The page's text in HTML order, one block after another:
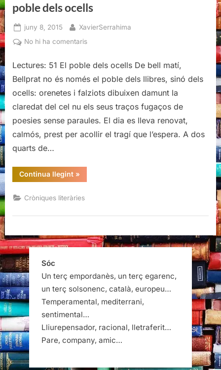
poble dels ocells
Posted
on
juny 8, 2015 By
XavierSerrahima
No hi ha comentarisa
Edició
Bellprat
del
llibre:
El
poble
Lectures: 51 El poble dels ocells De bell matí,
Bellprat no és només el poble dels llibres, sinó dels
ocells: orenetes i falziots dibuixen damunt la
claredat del cel nu els seus traços fugaços de
poesies sense paraules. El dia es lleva renovat,
calmós, prest per acollir el tragí que l’espera. A dos
quarts de…
Continua llegint“8a
Edició
Vila
del
El
ocells”
»
Cròniques literàries
Sóc
Un terç empordanès, un terç egarenc,
un terç solsonenc, català, europeu…
Temperamental, mediterrani,
sentimental…
Lliurepensador, racional, lletraferit…
Pare, company, amic…